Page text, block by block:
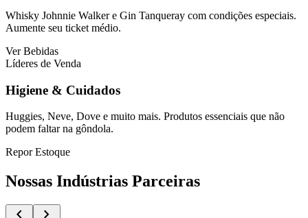
Whisky Johnnie Walker e Gin Tanqueray com condições especiais.
Aumente seu ticket médio.
Ver Bebidas
Líderes de Venda
Higiene & Cuidados
Huggies, Neve, Dove e muito mais. Produtos essenciais que não
podem faltar na gôndola.
Repor Estoque
Nossas Indústrias Parceiras